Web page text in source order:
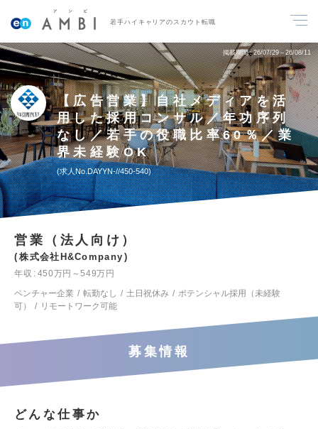
若手ハイキャリアのスカウト転職
掲載期間 26/07/29～26/08/11
【広告営業】自社メディアを活
用した採用コンサル／年功序列
なし／若手の役職比率60％／業
界未経験OK
求人No.DAYYN-//450-540
営業（法人向け）
株式会社H&Company
年収
450万円～549万円
ベンチャー企業
転勤なし 土日祝休み
ポテンシャル採用（未経験
可）
リモートワーク可能
募集情報
どんな仕事か